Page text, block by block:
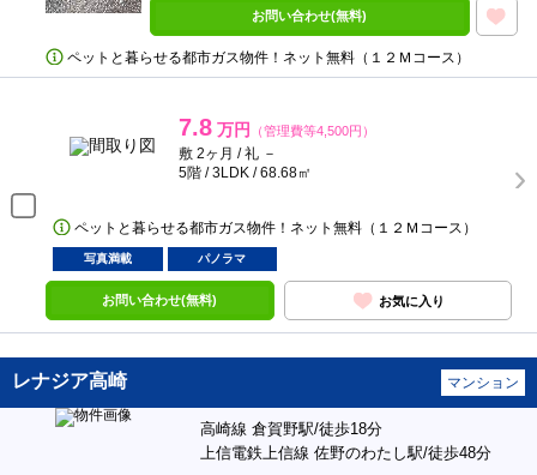
お問い合わせ(無料)
ペットと暮らせる都市ガス物件！ネット無料（１２Ｍコース）
7.8 万円 （管理費等4,500円）
敷 2ヶ月 / 礼 －
5階 / 3LDK / 68.68㎡
ペットと暮らせる都市ガス物件！ネット無料（１２Ｍコース）
写真満載 パノラマ
お問い合わせ(無料) お気に入り
レナジア高崎 マンション
高崎線 倉賀野駅/徒歩18分
上信電鉄上信線 佐野のわたし駅/徒歩48分